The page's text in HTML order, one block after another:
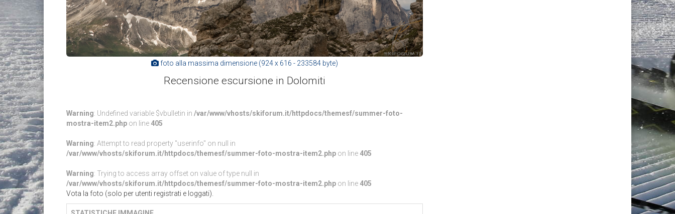
foto alla massima dimensione (924 x 616 - 233584 byte)
Recensione escursione in Dolomiti
Warning: Undefined variable $vbulletin in /var/www/vhosts/skiforum.it/httpdocs/themesf/summer-foto-
mostra-item2.php on line 405
Warning: Attempt to read property "userinfo" on null in
/var/www/vhosts/skiforum.it/httpdocs/themesf/summer-foto-mostra-item2.php on line 405
Warning: Trying to access array offset on value of type null in
/var/www/vhosts/skiforum.it/httpdocs/themesf/summer-foto-mostra-item2.php on line 405
Vota la foto (solo per utenti registrati e loggati).